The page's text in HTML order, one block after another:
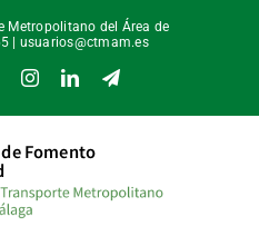
Metropolitano del Área de
| usuarios@ctmam.es
InstagramLinkedInTelegram